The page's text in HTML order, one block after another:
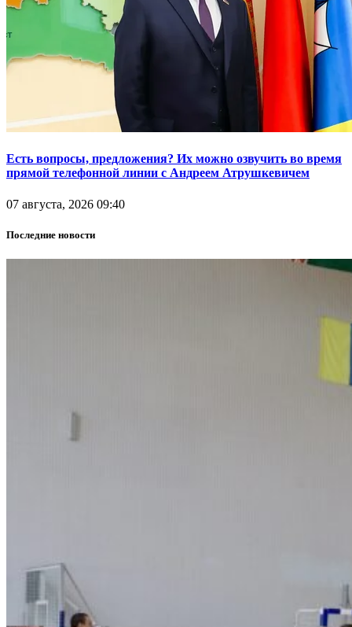
Есть вопросы, предложения? Их можно озвучить во время
прямой телефонной линии с Андреем Атрушкевичем
07 августа, 2026 09:40
Последние новости